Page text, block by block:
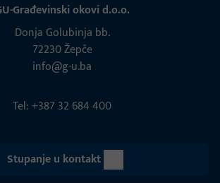
Građevinski okovi d.o.o.
Donja Golubinja bb.
72230 Žepče
info@g-u.ba
Tel: +387 32 684 400
Stupanje u kontakt